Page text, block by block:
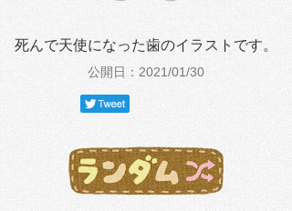
死んで天使になった歯のイラストです。
公開日：2021/01/30